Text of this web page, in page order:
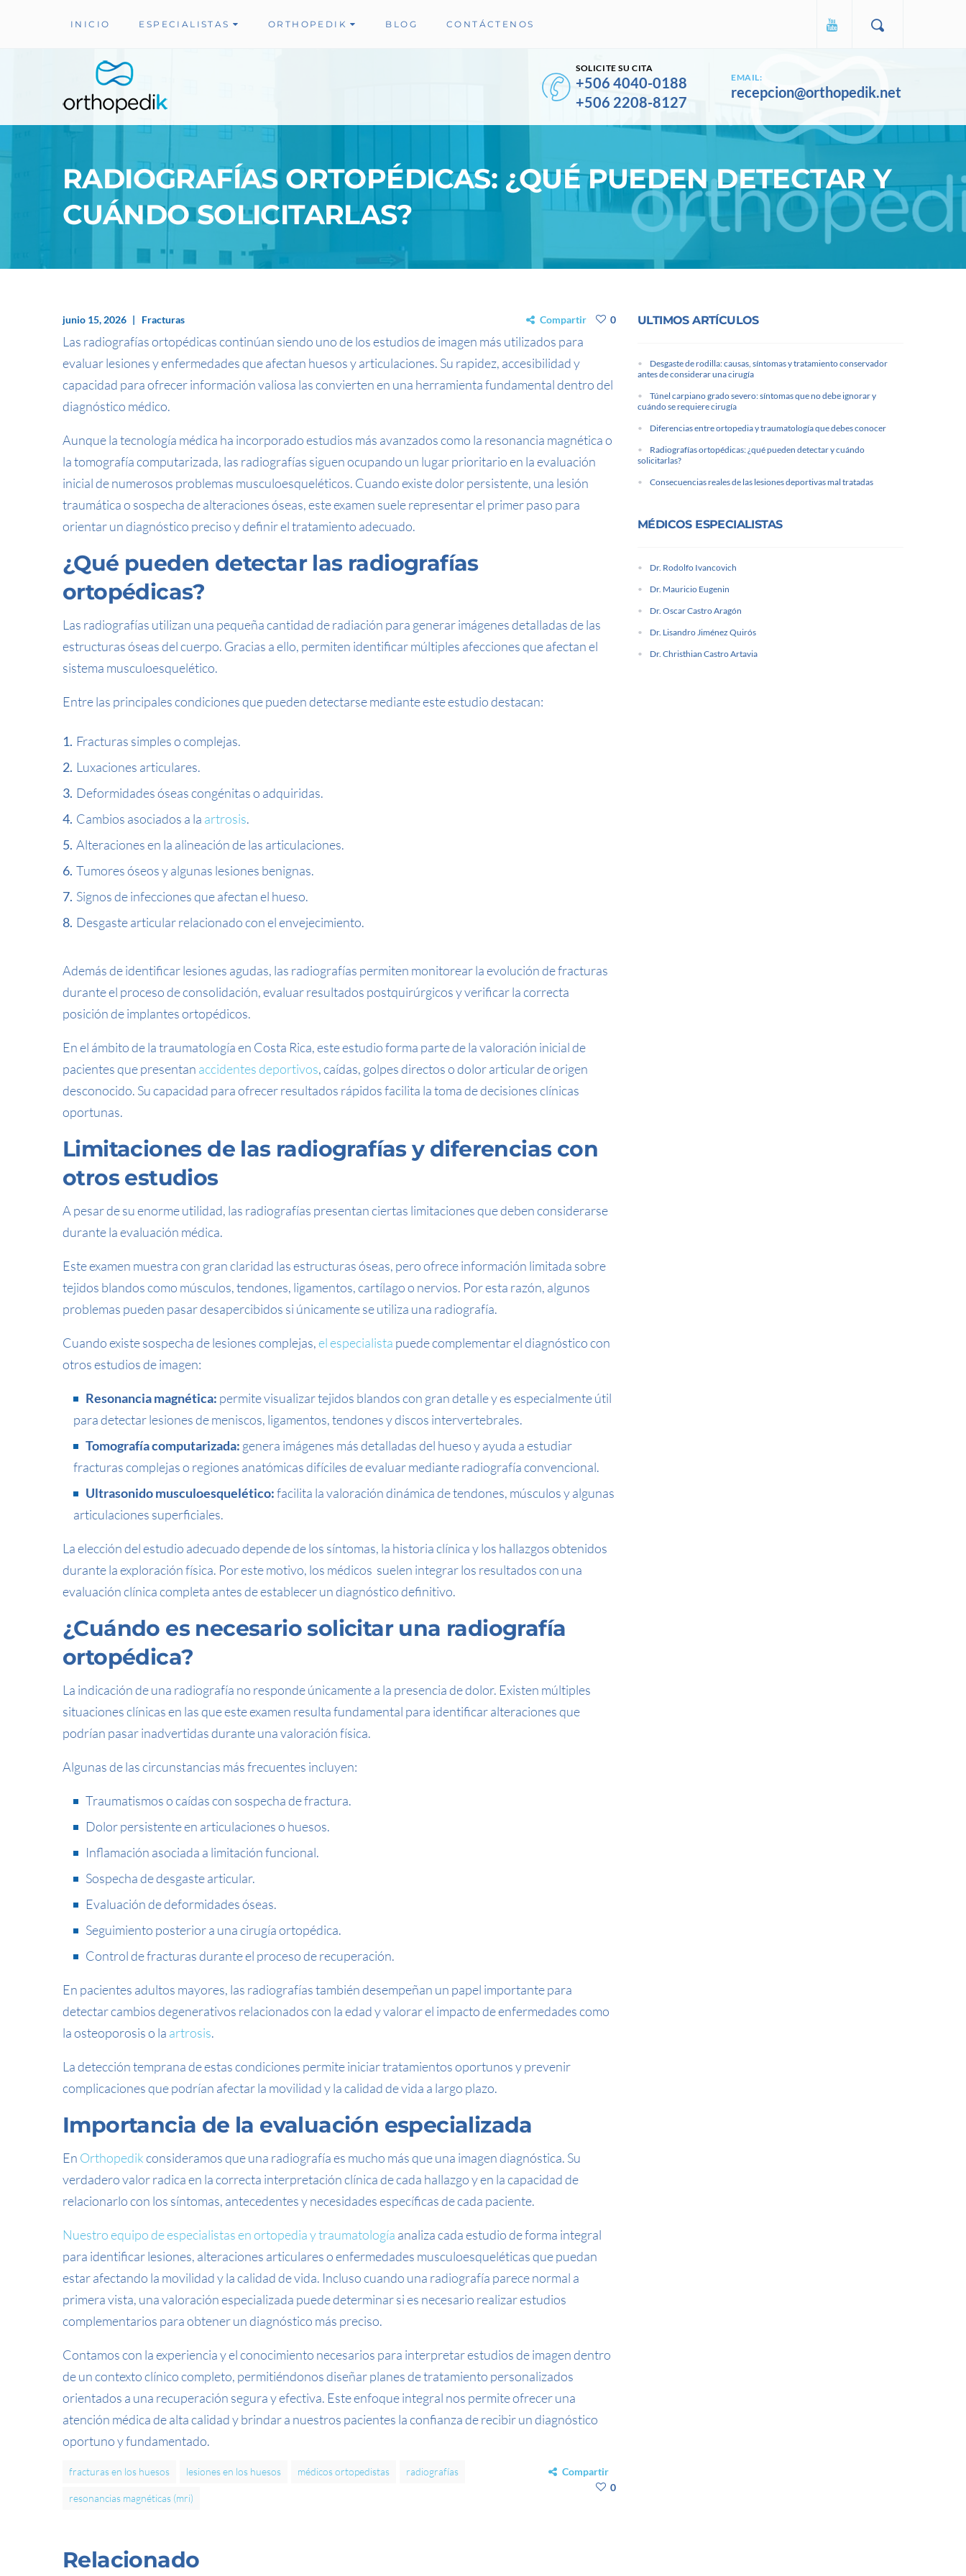
INICIO ESPECIALISTAS ORTHOPEDIK BLOG CONTÁCTENOS
SOLICITE SU CITA
+506 4040-0188
+506 2208-8127
EMAIL:
recepcion@orthopedik.net
RADIOGRAFÍAS ORTOPÉDICAS: ¿QUÉ PUEDEN DETECTAR Y
CUÁNDO SOLICITARLAS?
junio 15, 2026 Fracturas Compartir 0
Las radiografías ortopédicas continúan siendo uno de los estudios de imagen más utilizados para
evaluar lesiones y enfermedades que afectan huesos y articulaciones. Su rapidez, accesibilidad y
capacidad para ofrecer información valiosa las convierten en una herramienta fundamental dentro del
diagnóstico médico.
Aunque la tecnología médica ha incorporado estudios más avanzados como la resonancia magnética o
la tomografía computarizada, las radiografías siguen ocupando un lugar prioritario en la evaluación
inicial de numerosos problemas musculoesqueléticos. Cuando existe dolor persistente, una lesión
traumática o sospecha de alteraciones óseas, este examen suele representar el primer paso para
orientar un diagnóstico preciso y definir el tratamiento adecuado.
¿Qué pueden detectar las radiografías
ortopédicas?
Las radiografías utilizan una pequeña cantidad de radiación para generar imágenes detalladas de las
estructuras óseas del cuerpo. Gracias a ello, permiten identificar múltiples afecciones que afectan el
sistema musculoesquelético.
Entre las principales condiciones que pueden detectarse mediante este estudio destacan:
Fracturas simples o complejas.
Luxaciones articulares.
Deformidades óseas congénitas o adquiridas.
Cambios asociados a la artrosis.
Alteraciones en la alineación de las articulaciones.
Tumores óseos y algunas lesiones benignas.
Signos de infecciones que afectan el hueso.
Desgaste articular relacionado con el envejecimiento.
Además de identificar lesiones agudas, las radiografías permiten monitorear la evolución de fracturas
durante el proceso de consolidación, evaluar resultados postquirúrgicos y verificar la correcta
posición de implantes ortopédicos.
En el ámbito de la traumatología en Costa Rica, este estudio forma parte de la valoración inicial de
pacientes que presentan accidentes deportivos, caídas, golpes directos o dolor articular de origen
desconocido. Su capacidad para ofrecer resultados rápidos facilita la toma de decisiones clínicas
oportunas.
Limitaciones de las radiografías y diferencias con
otros estudios
A pesar de su enorme utilidad, las radiografías presentan ciertas limitaciones que deben considerarse
durante la evaluación médica.
Este examen muestra con gran claridad las estructuras óseas, pero ofrece información limitada sobre
tejidos blandos como músculos, tendones, ligamentos, cartílago o nervios. Por esta razón, algunos
problemas pueden pasar desapercibidos si únicamente se utiliza una radiografía.
Cuando existe sospecha de lesiones complejas,el especialista puede complementar el diagnóstico con
otros estudios de imagen:
Resonancia magnética: permite visualizar tejidos blandos con gran detalle y es especialmente útil
para detectar lesiones de meniscos, ligamentos, tendones y discos intervertebrales.
Tomografía computarizada: genera imágenes más detalladas del hueso y ayuda a estudiar
fracturas complejas o regiones anatómicas difíciles de evaluar mediante radiografía convencional.
Ultrasonido musculoesquelético:facilita la valoración dinámica de tendones, músculos y algunas
articulaciones superficiales.
La elección del estudio adecuado depende de los síntomas, la historia clínica y los hallazgos obtenidos
durante la exploración física. Por este motivo, los médicos suelen integrar los resultados con una
evaluación clínica completa antes de establecer un diagnóstico definitivo.
¿Cuándo es necesario solicitar una radiografía
ortopédica?
La indicación de una radiografía no responde únicamente a la presencia de dolor. Existen múltiples
situaciones clínicas en las que este examen resulta fundamental para identificar alteraciones que
podrían pasar inadvertidas durante una valoración física.
Algunas de las circunstancias más frecuentes incluyen:
Traumatismos o caídas con sospecha de fractura.
Dolor persistente en articulaciones o huesos.
Inflamación asociada a limitación funcional.
Sospecha de desgaste articular.
Evaluación de deformidades óseas.
Seguimiento posterior a una cirugía ortopédica.
Control de fracturas durante el proceso de recuperación.
En pacientes adultos mayores, las radiografías también desempeñan un papel importante para
detectar cambios degenerativos relacionados con la edad y valorar el impacto de enfermedades como
la osteoporosis o la artrosis.
La detección temprana de estas condiciones permite iniciar tratamientos oportunos y prevenir
complicaciones que podrían afectar la movilidad y la calidad de vida a largo plazo.
Importancia de la evaluación especializada
En Orthopedikconsideramos que una radiografía es mucho más que una imagen diagnóstica. Su
verdadero valor radica en la correcta interpretación clínica de cada hallazgo y en la capacidad de
relacionarlo con los síntomas, antecedentes y necesidades específicas de cada paciente.
Nuestro equipo de especialistas en ortopedia y traumatología analiza cada estudio de forma integral
para identificar lesiones, alteraciones articulares o enfermedades musculoesqueléticas que puedan
estar afectando la movilidad y la calidad de vida. Incluso cuando una radiografía parece normal a
primera vista, una valoración especializada puede determinar si es necesario realizar estudios
complementarios para obtener un diagnóstico más preciso.
Contamos con la experiencia y el conocimiento necesarios para interpretar estudios de imagen dentro
de un contexto clínico completo, permitiéndonos diseñar planes de tratamiento personalizados
orientados a una recuperación segura y efectiva. Este enfoque integral nos permite ofrecer una
atención médica de alta calidad y brindar a nuestros pacientes la confianza de recibir un diagnóstico
oportuno y fundamentado.
fracturas en los huesos lesiones en los huesos médicos ortopedistas radiografías
resonancias magnéticas (mri)
Compartir
0
Relacionado
ULTIMOS ARTÍCULOS
Desgaste de rodilla: causas, síntomas y tratamiento conservador
antes de considerar una cirugía
Túnel carpiano grado severo: síntomas que no debe ignorar y
cuándo se requiere cirugía
Diferencias entre ortopedia y traumatología que debes conocer
Radiografías ortopédicas: ¿qué pueden detectar y cuándo
solicitarlas?
Consecuencias reales de las lesiones deportivas mal tratadas
MÉDICOS ESPECIALISTAS
Dr. Rodolfo Ivancovich
Dr. Mauricio Eugenin
Dr. Oscar Castro Aragón
Dr. Lisandro Jiménez Quirós
Dr. Christhian Castro Artavia